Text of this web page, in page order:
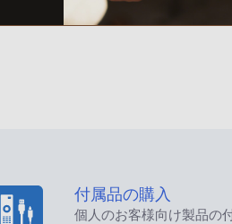
付属品の購入
個人のお客様向け製品の